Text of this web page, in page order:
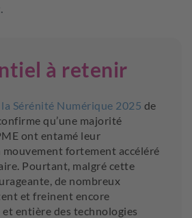
à retenir
Sérénité Numérique 2025 de
qu’une majorité
ont entamé leur
fortement accéléré
Pourtant, malgré cette
de nombreux
et freinent encore
et entière des technologies